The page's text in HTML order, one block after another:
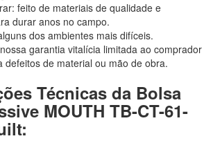
feito de materiais de qualidade e
durar anos no campo.
dos ambientes mais difíceis.
garantia vitalícia limitada ao comprador
defeitos de material ou mão de obra.
Técnicas da Bolsa
MOUTH TB-CT-61-